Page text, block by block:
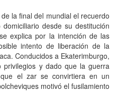
la final del mundial el recuerdo
desde su destitución
explica por la intención de las
intento de liberación de la
Conducidos a Ekaterimburgo,
privilegios y dado que la guerra
el zar se convirtiera en un
motivó el fusilamiento